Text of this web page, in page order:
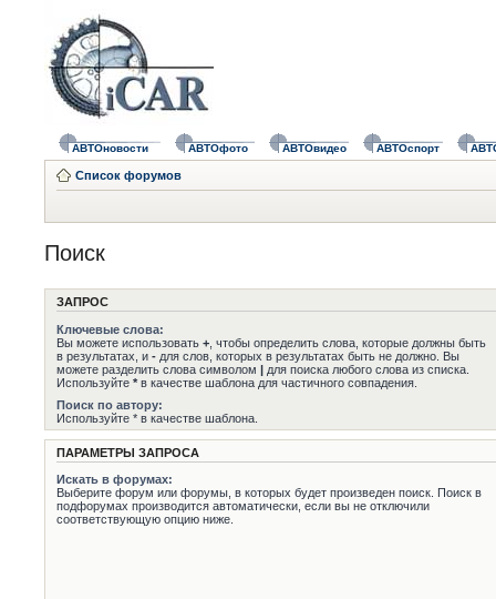
АВТОновости АВТОфото АВТОвидео АВТОспорт
Список форумов
Поиск
ЗАПРОС
Ключевые слова:
Вы можете использовать + , чтобы определить слова, которые должны быть
в результатах, и - для слов, которых в результатах быть не должно. Вы
можете разделить слова символом | для поиска любого слова из списка.
Используйте * в качестве шаблона для частичного совпадения.
Поиск по автору:
Используйте * в качестве шаблона.
ПАРАМЕТРЫ ЗАПРОСА
Искать в форумах:
Выберите форум или форумы, в которых будет произведен поиск. Поиск в
подфорумах производится автоматически, если вы не отключили
соответствующую опцию ниже.